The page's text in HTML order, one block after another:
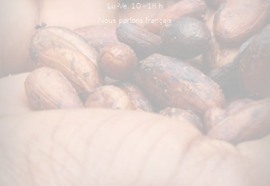
Lu.-Ve. 10 - 18 h
Nous parlons français